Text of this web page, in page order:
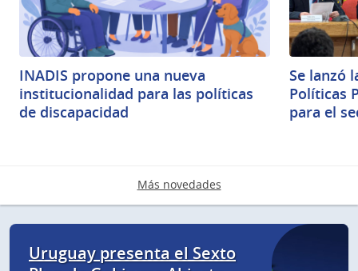
INADIS propone una nueva
institucionalidad para las políticas
de discapacidad
Se lanzó
Políticas
para el
Más novedades
Uruguay presenta el Sexto